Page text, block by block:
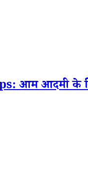
आदमी के लिए